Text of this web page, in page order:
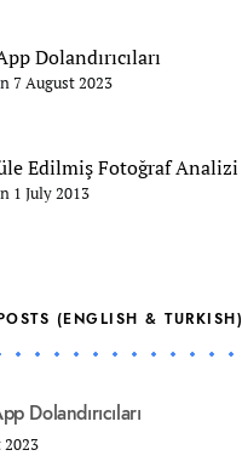
Dolandırıcıları
7 August 2023
Edilmiş Fotoğraf Analizi
1 July 2013
(ENGLISH & TURKISH)
Dolandırıcıları
2023